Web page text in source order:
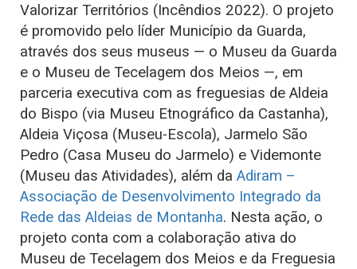
Valorizar Territórios (Incêndios 2022). O projeto
é promovido pelo líder Município da Guarda,
através dos seus museus — o Museu da Guarda
e o Museu de Tecelagem dos Meios —, em
parceria executiva com as freguesias de Aldeia
do Bispo (via Museu Etnográfico da Castanha),
Aldeia Viçosa (Museu-Escola), Jarmelo São
Pedro (Casa Museu do Jarmelo) e Videmonte
(Museu das Atividades), além da Adiram –
Associação de Desenvolvimento Integrado da
Rede das Aldeias de Montanha. Nesta ação, o
projeto conta com a colaboração ativa do
Museu de Tecelagem dos Meios e da Freguesia